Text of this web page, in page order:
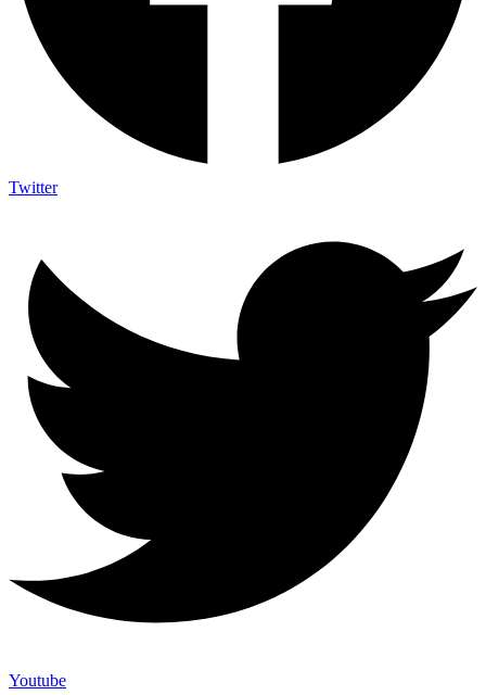
Twitter
Youtube